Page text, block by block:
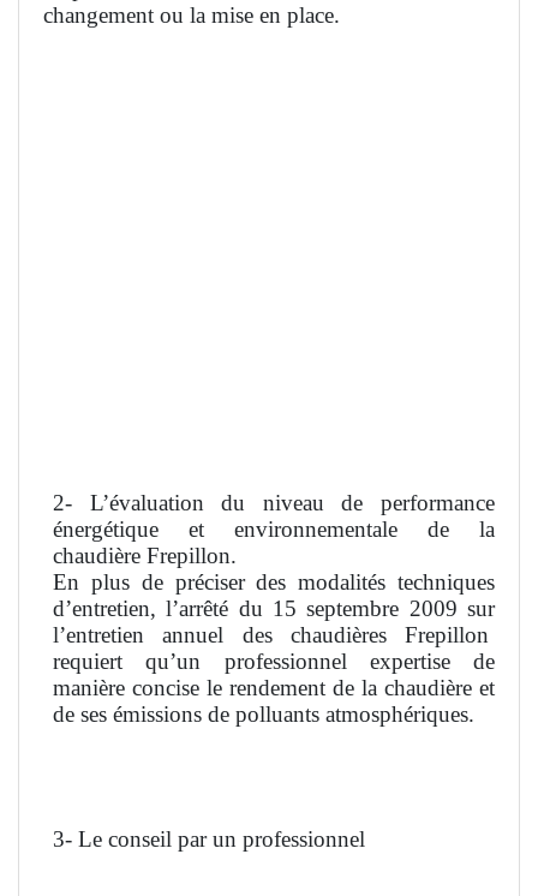
changement ou la mise en place.
2- L’évaluation du niveau de performance
énergétique et environnementale de la
chaudière Frepillon.
En plus de préciser des modalités techniques
d’entretien, l’arrêté du 15 septembre 2009 sur
l’entretien annuel des chaudières Frepillon
requiert qu’un professionnel expertise de
manière concise le rendement de la chaudière et
de ses émissions de polluants atmosphériques.
3- Le conseil par un professionnel